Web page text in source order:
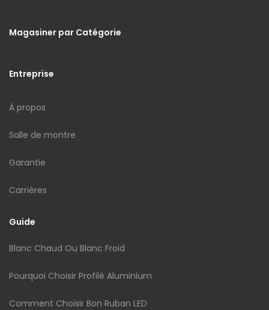
Magasiner par Catégorie
Entreprise
À propos
Salle de montre
Garantie
Carrières
Guide
Blanc Chaud Ou Blanc Froid
Pourquoi Choisir Profilé Aluminium
Comment Choisir Bon Ruban LED